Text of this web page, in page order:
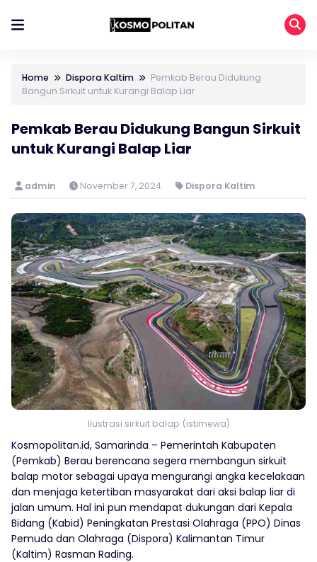
Home Dispora Kaltim
Pemkab Berau Didukung
Bangun Sirkuit untuk Kurangi Balap Liar
Pemkab Berau Didukung Bangun Sirkuit
untuk Kurangi Balap Liar
admin November 7, 2024 Dispora Kaltim
Ilustrasi sirkuit balap (istimewa)
Kosmopolitan.id, Samarinda – Pemerintah Kabupaten
(Pemkab) Berau berencana segera membangun sirkuit
balap motor sebagai upaya mengurangi angka kecelakaan
dan menjaga ketertiban masyarakat dari aksi balap liar di
jalan umum. Hal ini pun mendapat dukungan dari Kepala
Bidang (Kabid) Peningkatan Prestasi Olahraga (PPO) Dinas
Pemuda dan Olahraga (Dispora) Kalimantan Timur
(Kaltim) Rasman Rading.